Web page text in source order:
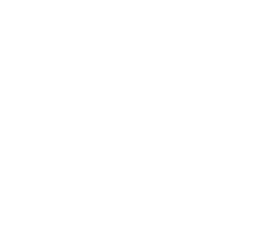
tureckou lázní, bublinkami a tryskami